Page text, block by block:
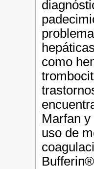
como
Marfan
uso de